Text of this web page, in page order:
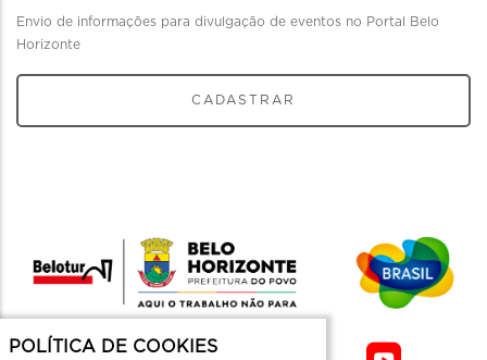
Envio de informações para divulgação de eventos no Portal Belo
Horizonte
CADASTRAR
POLÍTICA DE COOKIES